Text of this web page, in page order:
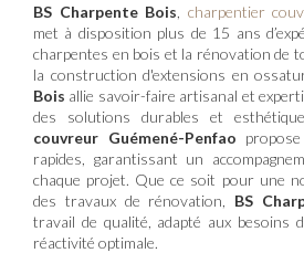
BS Charpente Bois charpentier
met à disposition plus de 15 ans
charpentes en bois et la rénovation de
la construction d'extensions en
Bois allie savoir-faire artisanal et
des solutions durables et
couvreur Guémené-Penfao
rapides, garantissant un
chaque projet. Que ce soit pour une
des travaux de rénovation, BS
travail de qualité, adapté aux besoins
réactivité optimale.